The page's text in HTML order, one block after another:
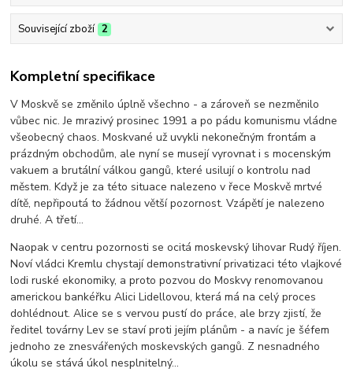
Související zboží 2
Kompletní specifikace
V Moskvě se změnilo úplně všechno - a zároveň se nezměnilo
vůbec nic. Je mrazivý prosinec 1991 a po pádu komunismu vládne
všeobecný chaos. Moskvané už uvykli nekonečným frontám a
prázdným obchodům, ale nyní se musejí vyrovnat i s mocenským
vakuem a brutální válkou gangů, které usilují o kontrolu nad
městem. Když je za této situace nalezeno v řece Moskvě mrtvé
dítě, nepřipoutá to žádnou větší pozornost. Vzápětí je nalezeno
druhé. A třetí…
Naopak v centru pozornosti se ocitá moskevský lihovar Rudý říjen.
Noví vládci Kremlu chystají demonstrativní privatizaci této vlajkové
lodi ruské ekonomiky, a proto pozvou do Moskvy renomovanou
americkou bankéřku Alici Lidellovou, která má na celý proces
dohlédnout. Alice se s vervou pustí do práce, ale brzy zjistí, že
ředitel továrny Lev se staví proti jejím plánům - a navíc je šéfem
jednoho ze znesvářených moskevských gangů. Z nesnadného
úkolu se stává úkol nesplnitelný…